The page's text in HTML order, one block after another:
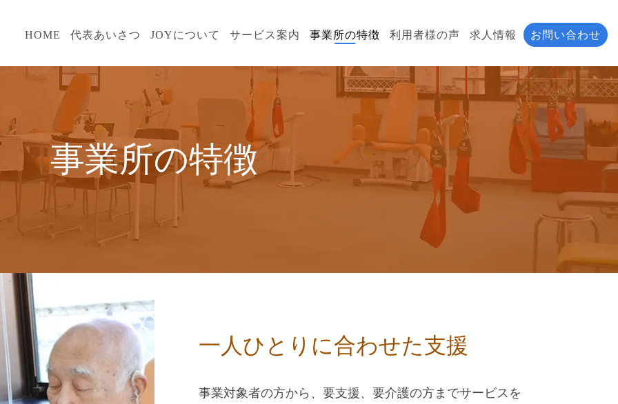
HOME 代表あいさつ JOYについて サービス案内 事業所の特徴 利用者様の声 求人情報 お問い合わせ
事業所の特徴
一人ひとりに合わせた支援
事業対象者の方から、要支援、要介護の方までサービスを